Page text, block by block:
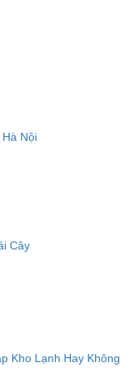
Nội
Cây
Kho Lạnh Hay Không